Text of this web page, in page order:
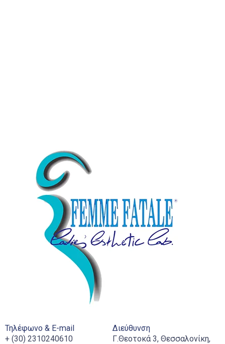
Τηλέφωνο & E-mail
+ (30) 2310240610
Διεύθυνση
Γ.Θεοτοκά 3, Θεσσαλονίκη,